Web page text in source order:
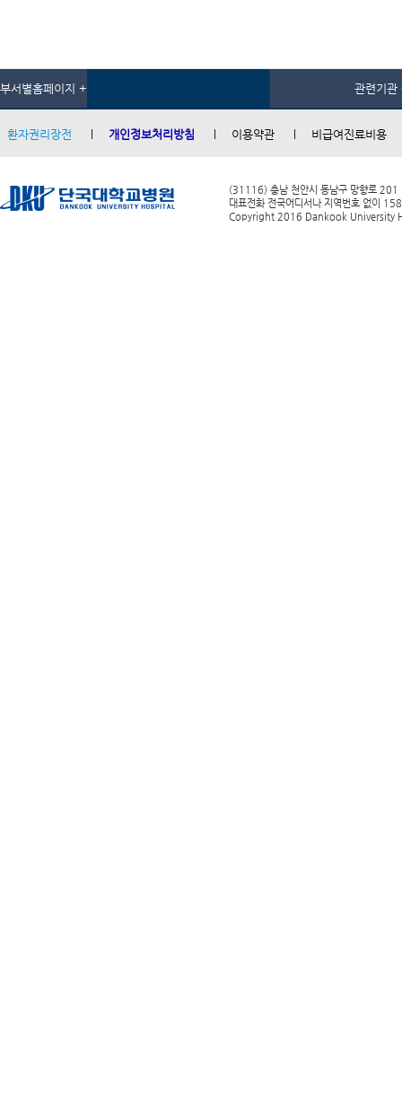
부서별홈페이지 + 관련기관
환자권리장전 개인정보처리방침 이용약관 비급여진료비용
(31116) 충남 천안시 동남구 망향로 201
대표전화 전국어디서나 지역번호 없이
Copyright 2016 Dankook University